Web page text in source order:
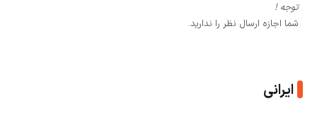
توجه !
شما اجازه ارسال نظر را ندارید.
ایرانی